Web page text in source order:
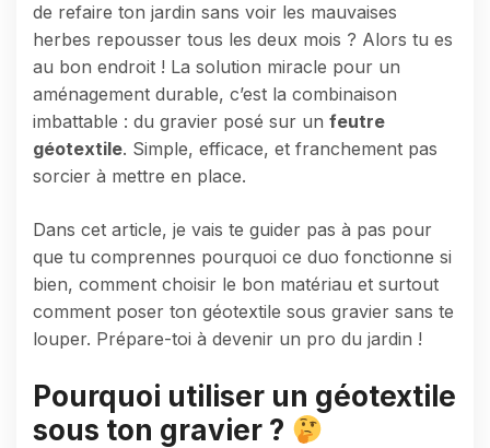
de refaire ton jardin sans voir les mauvaises
herbes repousser tous les deux mois ? Alors tu es
au bon endroit ! La solution miracle pour un
aménagement durable, c’est la combinaison
imbattable : du gravier posé sur un feutre
géotextile. Simple, efficace, et franchement pas
sorcier à mettre en place.
Dans cet article, je vais te guider pas à pas pour
que tu comprennes pourquoi ce duo fonctionne si
bien, comment choisir le bon matériau et surtout
comment poser ton géotextile sous gravier sans te
louper. Prépare-toi à devenir un pro du jardin !
Pourquoi utiliser un géotextile
sous ton gravier ?